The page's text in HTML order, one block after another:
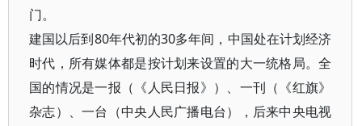
门。
建国以后到80年代初的30多年间，中国处在计划经济
时代，所有媒体都是按计划来设置的大一统格局。全
国的情况是一报（《人民日报》）、一刊（《红旗》
杂志）、一台（中央人民广播电台），后来中央电视